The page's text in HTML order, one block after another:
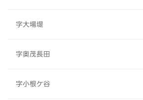
字大場堤
字奥茂長田
字小根ケ谷